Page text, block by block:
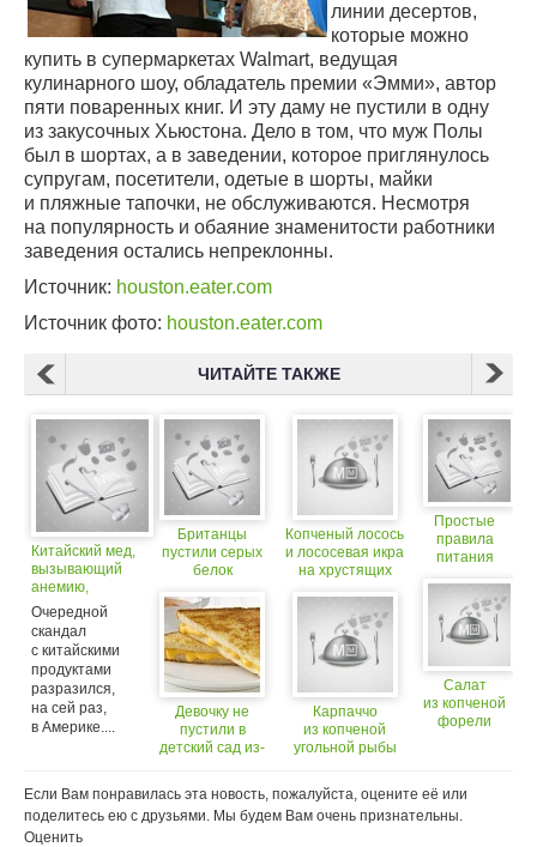
линии десертов,
которые можно
купить в супермаркетах Walmart, ведущая
кулинарного шоу, обладатель премии «Эмми», автор
пяти поваренных книг. И эту даму не пустили в одну
из закусочных Хьюстона. Дело в том, что муж Полы
был в шортах, а в заведении, которое приглянулось
супругам, посетители, одетые в шорты, майки
и пляжные тапочки, не обслуживаются. Несмотря
на популярность и обаяние знаменитости работники
заведения остались непреклонны.
Источник: houston.eater.com
Источник фото: houston.eater.com
ЧИТАЙТЕ ТАКЖЕ
Китайский мед,
вызывающий
анемию,
не пустили
в США
Очередной
скандал
с китайскими
продуктами
разразился,
на сей раз,
в Америке....
Британцы
пустили серых
белок
Девочку не
пустили в
детский сад из-
Копченый лосось
и лососевая икра
на хрустящих
с соусом хрен
и маринованным
луком
Карпаччо
из копченой
угольной рыбы
из цитрусовых
с оливковым
маслом
Простые
правила
питания
то, что
звучит
на всех
языках
одинаково,
это не еда!
Салат
из копченой
форели
кориандр
Если Вам понравилась эта новость, пожалуйста, оцените её или
поделитесь ею с друзьями. Мы будем Вам очень признательны.
Оценить